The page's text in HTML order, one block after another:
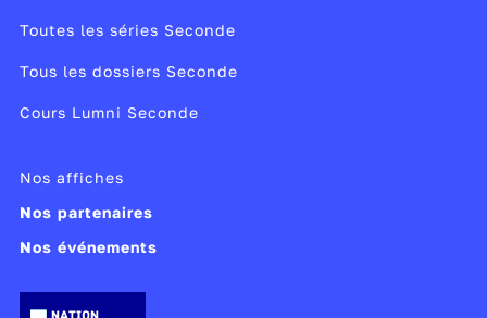
touchent 600 000 personnes dans le monde
En France, 3 000 sont concernés, dont 75 % de
La vaccination et le dépistage sont les deux
leviers majeurs de protection. Les autorités
premiersrapports sexuels
Toutes les séries Seconde
Tous les dossiers Seconde
Cours Lumni Seconde
Nos affiches
Nos partenaires
Nos événements